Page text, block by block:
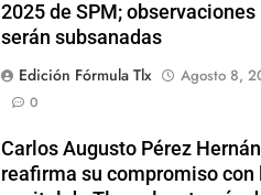
2025 de SPM; observaciones
serán subsanadas
Edición Fórmula Tlx
Agosto 8,
0
Carlos Augusto Pérez
reafirma su compromiso con